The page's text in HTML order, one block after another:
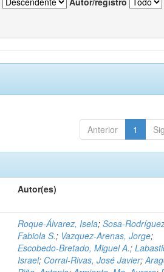
Anterior 1
Autor(es)
Roque-Álvarez, Isela;Sosa-
Fabiola S.; Vazquez-Arenas, Jorge;
Escobedo-Bretado, Miguel A.;
Israel; Corral-Rivas, José Javier;